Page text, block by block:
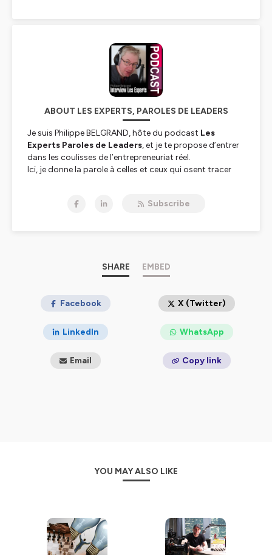
ABOUT LES EXPERTS, PAROLES DE LEADERS
Je suis Philippe BELGRAND, hôte du podcast Les
Experts Paroles de Leaders, et je te propose d’entrer
dans les coulisses de l’entrepreneuriat réel.
Ici, je donne la parole à celles et ceux qui osent tracer
Un podcast authentique pour s’inspirer, comprendre et
pour plus d'informations.
Subscribe
SHARE EMBED
Facebook X (Twitter)
LinkedIn WhatsApp
Email Copy link
YOU MAY ALSO LIKE